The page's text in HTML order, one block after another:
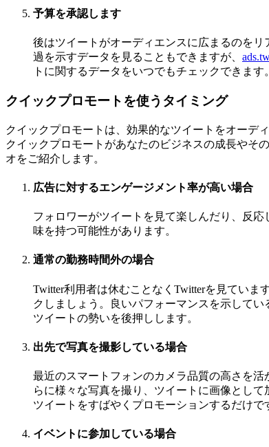
予算を承認します
後はツイートがオーディエンスに広まるのをリ
過を示すデータを見ることもできますが、
トに関するデータをいつでもチェックできます。
クイックプロモートを使うタイミング
クイックプロモートは、効果的なツイートをオーデ
クイックプロモートがあなたのビジネスの成長やそ
オをご紹介します。
広告に対するエンゲージメント率が高い場合
フォロワーがツイートを見て楽しんだり、反
味を持つ可能性があります。
通常の勤務時間外の場合
Twitter利用者は休むことなくTwitterを見てい
クしましょう。良いパフォーマンスを示して
ツイートの勢いを後押しします。
出先で写真を撮影している場合
最近のスマートフォンのカメラ品質の高さを
らに様々な写真を撮り、ツイートに画像とし
ツイートをすばやくプロモーションするだけで
イベントに参加している場合